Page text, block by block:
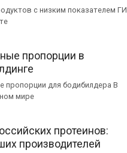
с низким показателем ГИ
пропорции в
пропорции для бодибилдера В
мире
протеинов:
производителей